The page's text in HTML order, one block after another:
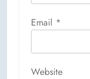
Email *
Website